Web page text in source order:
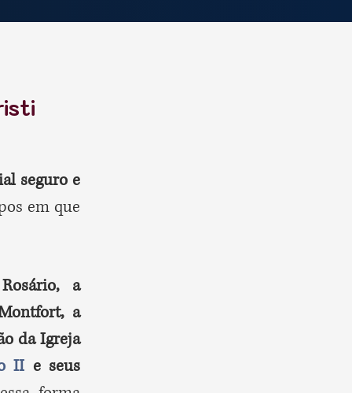
seguro e
em que
a
a
da Igreja
II e seus